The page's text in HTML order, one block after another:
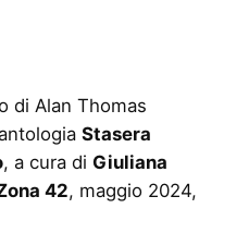
di Alan Thomas
Stasera
, a cura di Giuliana
42, maggio 2024,